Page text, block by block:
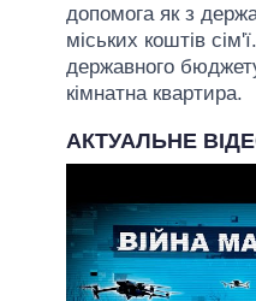
допомога як з
міських коштів
державного
кімнатна квартира.
АКТУАЛЬНЕ